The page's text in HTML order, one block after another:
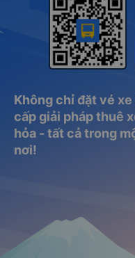
Không chỉ đặt vé
cấp giải pháp thuê
hỏa - tất cả trong
nơi!